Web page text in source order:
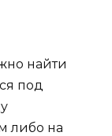
найти
под
либо на